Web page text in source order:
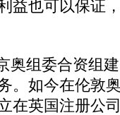
益也可以保证
组委合资组建
。如今在伦敦
在英国注册公